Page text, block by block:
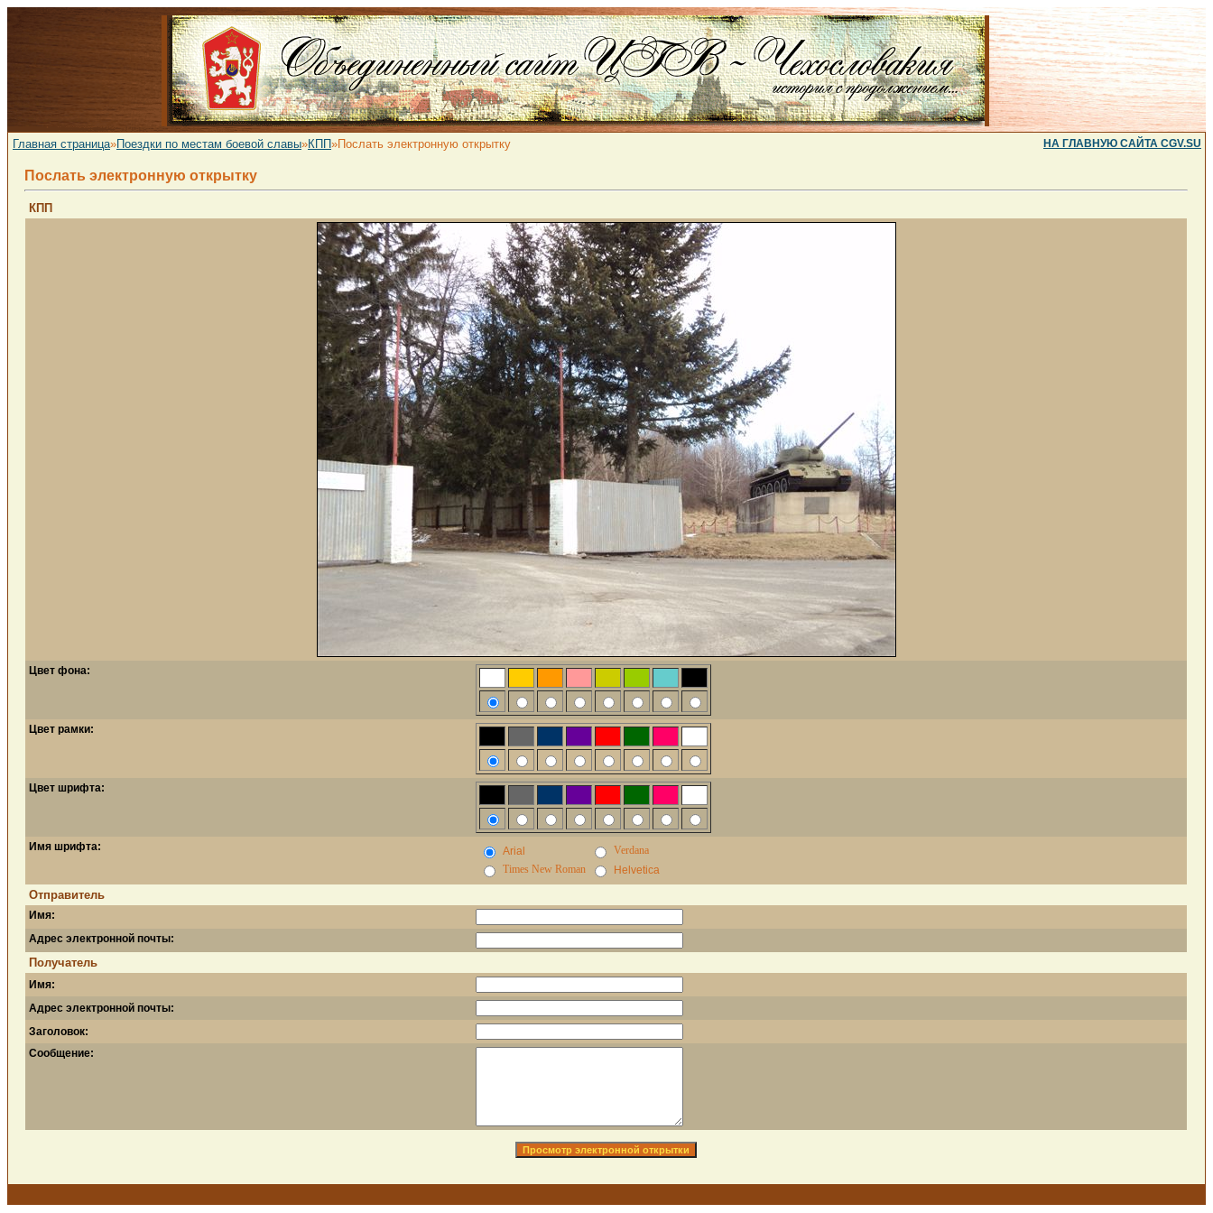
Главная страница»Поездки по местам боевой славы»КПП»Послать электронную открытку НА ГЛАВНУЮ САЙТА CGV.SU
Послать электронную открытку
КПП
Цвет фона:
Цвет рамки:
Цвет шрифта:
Имя шрифта: Arial
Verdana
Times New Roman
Helvetica
Отправитель
Имя:
Адрес электронной почты:
Получатель
Имя:
Адрес электронной почты:
Заголовок:
Сообщение: